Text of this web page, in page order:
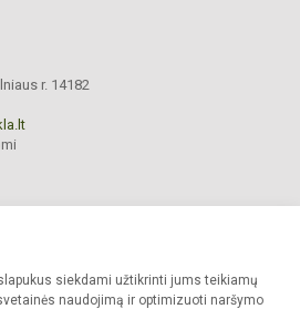
siekdami užtikrinti jums teikiamų
naudojimą ir optimizuoti naršymo
r. 14182
pagrindinės mokyklos administracijos
griežtai draudžiama.